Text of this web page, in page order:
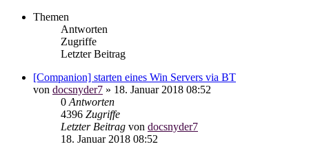
Themen
Antworten
Zugriffe
Letzter Beitrag
[Companion] starten eines Win Servers via BT
von docsnyder7 » 18. Januar 2018 08:52
0 Antworten
4396 Zugriffe
Letzter Beitrag von docsnyder7
18. Januar 2018 08:52